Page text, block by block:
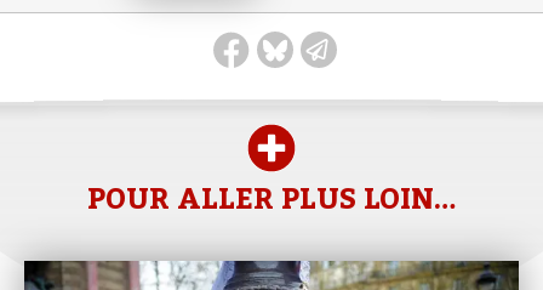
POUR ALLER PLUS LOIN…